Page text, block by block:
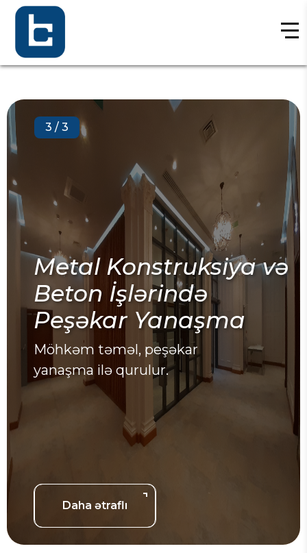
Metal Konstruksiya və
Beton İşlərində
Peşəkar Yanaşma
Möhkəm təməl, peşəkar
yanaşma ilə qurulur.
Daha ətraflı
3 / 3